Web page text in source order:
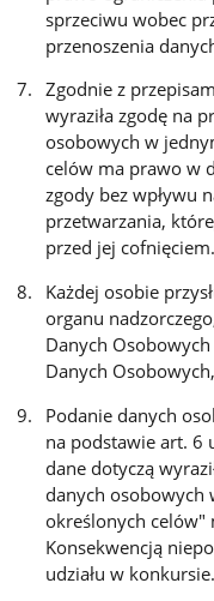
sprzeciwu wobec
przenoszenia
Zgodnie z
wyraziła zgodę na
osobowych w
celów ma prawo w
zgody bez wpływu
przetwarzania,
przed jej cofnięciem.
Każdej osobie
organu
Danych
Danych
Podanie danych
na podstawie art. 6
dane dotyczą
danych osobowych
określonych celów"
Konsekwencją
udziału w konkursie.